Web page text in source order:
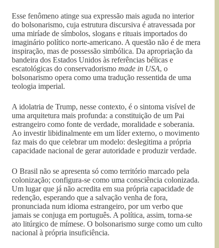
Esse fenômeno atinge sua expressão mais aguda no interior
do bolsonarismo, cuja estrutura discursiva é atravessada por
uma miríade de símbolos, slogans e rituais importados do
imaginário político norte-americano. A questão não é de mera
inspiração, mas de possessão simbólica. Da apropriação da
bandeira dos Estados Unidos às referências bélicas e
escatológicas do conservadorismo made in USA, o
bolsonarismo opera como uma tradução ressentida de uma
teologia imperial.
A idolatria de Trump, nesse contexto, é o sintoma visível de
uma arquitetura mais profunda: a constituição de um Pai
estrangeiro como fonte de verdade, moralidade e soberania.
Ao investir libidinalmente em um líder externo, o movimento
faz mais do que celebrar um modelo: deslegitima a própria
capacidade nacional de gerar autoridade e produzir verdade.
O Brasil não se apresenta só como território marcado pela
colonização; configura-se como uma consciência colonizada.
Um lugar que já não acredita em sua própria capacidade de
redenção, esperando que a salvação venha de fora,
pronunciada num idioma estrangeiro, por um verbo que
jamais se conjuga em português. A política, assim, torna-se
ato litúrgico de mímese. O bolsonarismo surge como um culto
nacional à própria insuficiência.